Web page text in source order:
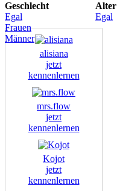
Geschlecht
Egal
Frauen
Männer
Alter
Egal
alisiana
jetzt
kennenlernen
mrs.flow
jetzt
kennenlernen
Kojot
jetzt
kennenlernen